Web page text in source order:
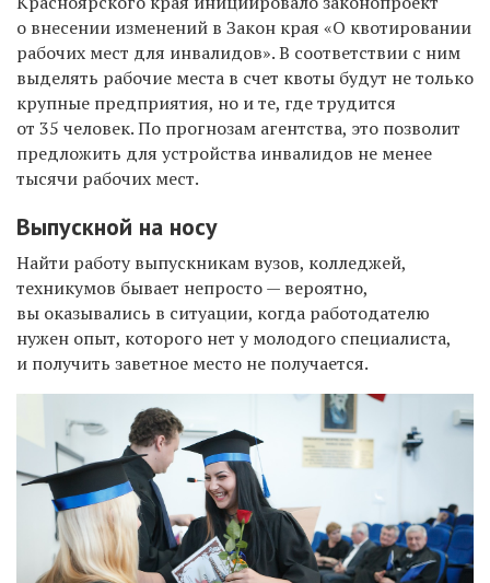
о внесении изменений в Закон края «О квотировании
рабочих мест для инвалидов». В соответствии с ним
выделять рабочие места в счет квоты будут не только
крупные предприятия, но и те, где трудится
от 35 человек. По прогнозам агентства, это позволит
предложить для устройства инвалидов не менее
тысячи рабочих мест.
Выпускной на носу
Найти работу выпускникам вузов, колледжей,
техникумов бывает непросто — вероятно,
вы оказывались в ситуации, когда работодателю
нужен опыт, которого нет у молодого специалиста,
и получить заветное место не получается.